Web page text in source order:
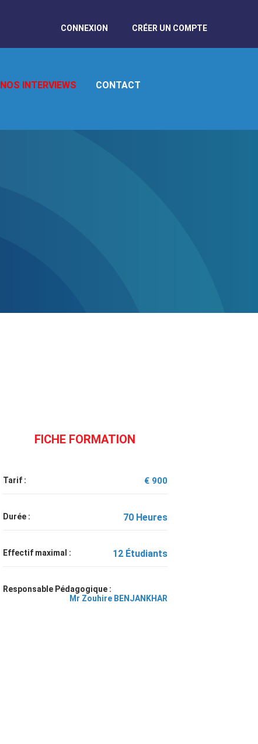
CONNEXION
CRÉER UN COMPTE
NOS INTERVIEWS CONTACT
FICHE FORMATION
Tarif : € 900
Durée : 70 Heures
Effectif maximal : 12 Étudiants
Responsable Pédagogique :
Mr Zouhire BENJANKHAR